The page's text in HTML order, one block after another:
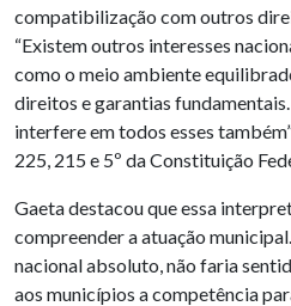
compatibilização com outros
“Existem outros interesses
como o meio ambiente
direitos e garantias
interfere em todos esses
225, 215 e 5º da Constituição
Gaeta destacou que essa
compreender a atuação
nacional absoluto, não faria
aos municípios a competência